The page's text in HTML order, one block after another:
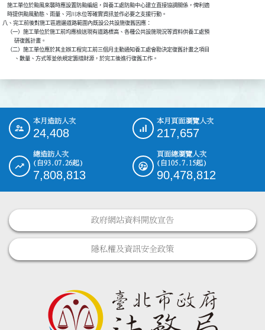
    施工單位於颱風來襲時應設置防颱編組，與養工處防颱中心建立直接協調關係，俾利適
    時提供颱風動態、雨量、河川水位等確實資訊並作必要之支援行動。
八、完工前後對施工區週邊道路範圍內既設公共設施復舊因應：
    （一）施工單位於施工前均應檢送現有道路標高、各種公共設施現況等資料供養工處預
          研復舊計畫。
    （二）施工單位應於其主辦工程完工前三個月主動通知養工處會勘決定復舊計畫之項目
          、數量、方式等並依規定籌措財源，於完工後進行復舊工作。
::: 本月造訪人次
24,408
本月頁面瀏覽人次
217,657
總造訪人次
(自93.07.26起)
7,808,813
頁面總瀏覽人次
(自105.7.15起)
90,478,812
政府網站資料開放宣告
隱私權及資訊安全政策